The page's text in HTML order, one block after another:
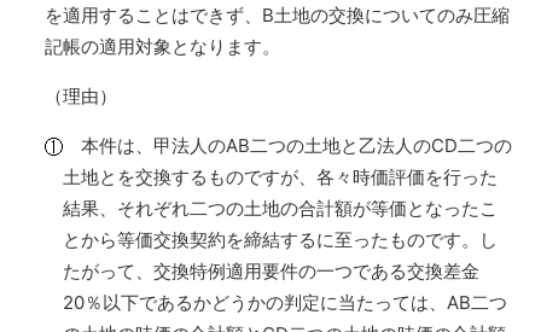
を適用することはできず、B土地の交換についてのみ圧縮
記帳の適用対象となります。
（理由）
本件は、甲法人のAB二つの土地と乙法人のCD二つの
土地とを交換するものですが、各々時価評価を行った
結果、それぞれ二つの土地の合計額が等価となったこ
とから等価交換契約を締結するに至ったものです。し
たがって、交換特例適用要件の一つである交換差金
20％以下であるかどうかの判定に当たっては、AB二つ